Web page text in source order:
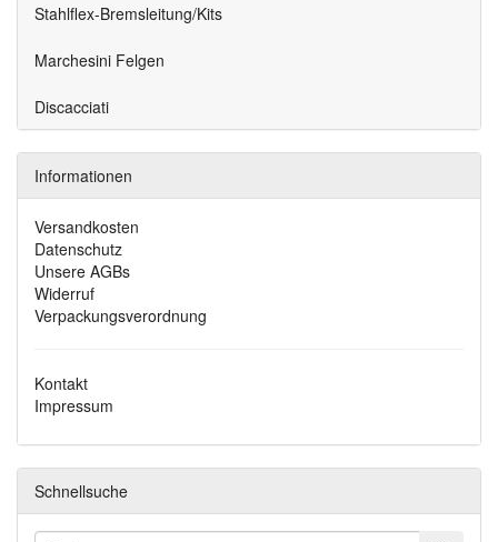
Stahlflex-Bremsleitung/Kits
Marchesini Felgen
Discacciati
Informationen
Versandkosten
Datenschutz
Unsere AGBs
Widerruf
Verpackungsverordnung
Kontakt
Impressum
Schnellsuche